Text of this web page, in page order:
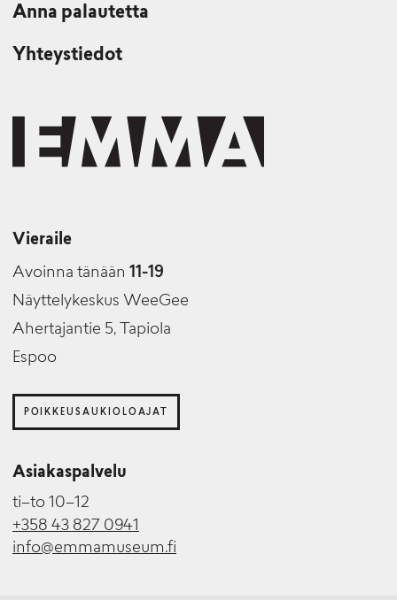
Anna palautetta
Yhteystiedot
Vieraile
Avoinna tänään 11-19
Näyttelykeskus WeeGee
Ahertajantie 5, Tapiola
Espoo
POIKKEUSAUKIOLOAJAT
Asiakaspalvelu
ti–to 10–12
+358 43 827 0941
info@emmamuseum.fi